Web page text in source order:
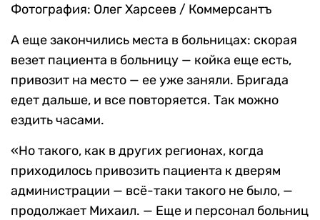
Фотография: Олег Харсеев / Коммерсантъ
А еще закончились места в больницах: скорая
везет пациента в больницу — койка еще есть,
привозит на место — ее уже заняли. Бригада
едет дальше, и все повторяется. Так можно
ездить часами.
«Но такого, как в других регионах, когда
приходилось привозить пациента к дверям
администрации — всё-таки такого не было, —
продолжает Михаил. — Еще и персонал больниц